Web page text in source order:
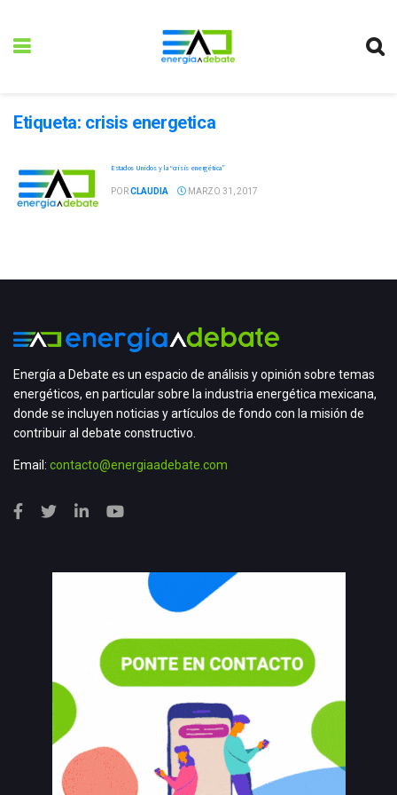
Etiqueta: crisis energetica
Estados Unidos y la “crisis energética”
PORCLAUDIA MARZO 31, 2017
Energía a Debate es un espacio de análisis y opinión sobre temas
energéticos, en particular sobre la industria energética mexicana,
donde se incluyen noticias y artículos de fondo con la misión de
contribuir al debate constructivo.
Email: contacto@energiaadebate.com